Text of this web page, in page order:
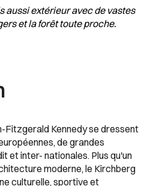
aussi extérieur avec de vastes
et la forêt toute proche.
Fitzgerald Kennedy se dressent
de grandes
et inter- nationales. Plus qu'un
moderne, le Kirchberg
culturelle, sportive et